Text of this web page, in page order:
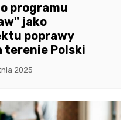
programu
jako
poprawy
terenie Polski
2025